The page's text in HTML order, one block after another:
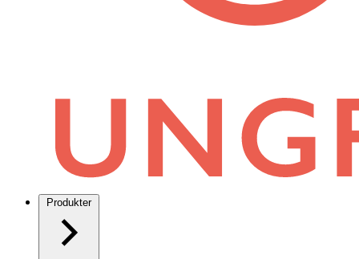
Produkter